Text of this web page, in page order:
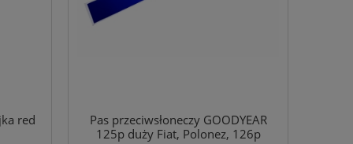
red
Pas przeciwsłoneczy GOODYEAR
125p duży Fiat, Polonez, 126p